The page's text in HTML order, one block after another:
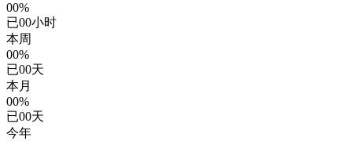
00%
已00小时
本周
00%
已00天
本月
00%
已00天
今年